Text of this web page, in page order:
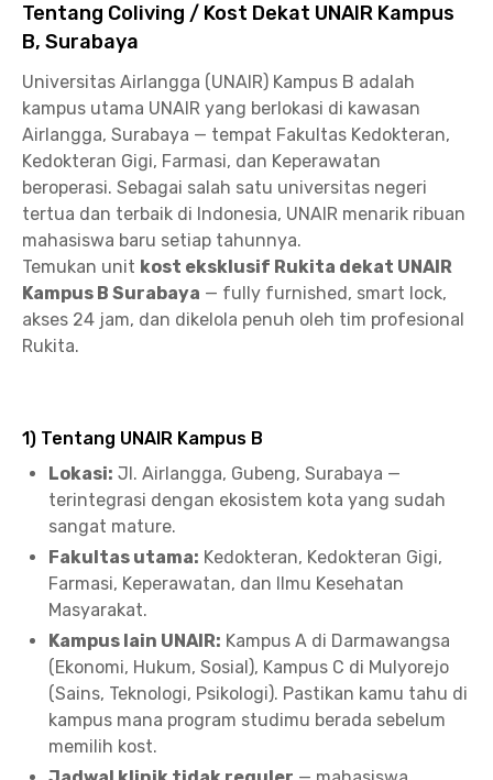
Tentang Coliving / Kost Dekat UNAIR Kampus
B, Surabaya
Universitas Airlangga (UNAIR) Kampus B adalah
kampus utama UNAIR yang berlokasi di kawasan
Airlangga, Surabaya — tempat Fakultas Kedokteran,
Kedokteran Gigi, Farmasi, dan Keperawatan
beroperasi. Sebagai salah satu universitas negeri
tertua dan terbaik di Indonesia, UNAIR menarik ribuan
mahasiswa baru setiap tahunnya.
Temukan unit kost eksklusif Rukita dekat UNAIR
Kampus B Surabaya — fully furnished, smart lock,
akses 24 jam, dan dikelola penuh oleh tim profesional
Rukita.
1) Tentang UNAIR Kampus B
Lokasi: Jl. Airlangga, Gubeng, Surabaya —
terintegrasi dengan ekosistem kota yang sudah
sangat mature.
Fakultas utama: Kedokteran, Kedokteran Gigi,
Farmasi, Keperawatan, dan Ilmu Kesehatan
Masyarakat.
Kampus lain UNAIR: Kampus A di Darmawangsa
(Ekonomi, Hukum, Sosial), Kampus C di Mulyorejo
(Sains, Teknologi, Psikologi). Pastikan kamu tahu di
kampus mana program studimu berada sebelum
memilih kost.